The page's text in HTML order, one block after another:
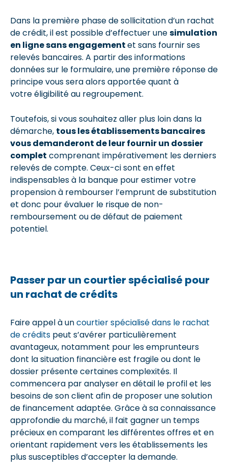
Dans la première phase de sollicitation d’un rachat
de crédit, il est possible d’effectuer unesimulation
en ligne sans engagementet sans fournir ses
relevés bancaires. A partir des informations
données sur le formulaire, une première réponse de
principe vous sera alors apportée quant à
votre éligibilité au regroupement.
Toutefois, si vous souhaitez aller plus loin dans la
démarche, tous les établissements bancaires
vous demanderont de leur fournir un dossier
complet comprenant impérativement les derniers
relevés de compte. Ceux-ci sont en effet
indispensables à la banque pour estimer votre
propension à rembourser l’emprunt de substitution
et donc pour évaluer le risque de non-
remboursement ou de défaut de paiement
potentiel.
Passer par un courtier spécialisé pour
un rachat de crédits
Faire appel à uncourtier spécialisé dans le rachat
de crédits peut s’avérer particulièrement
avantageux, notamment pour les emprunteurs
dont la situation financière est fragile ou dont le
dossier présente certaines complexités. Il
commencera par analyser en détail le profil et les
besoins de son client afin de proposer une solution
de financement adaptée. Grâce à sa connaissance
approfondie du marché, il fait gagner un temps
précieux en comparant les différentes offres et en
orientant rapidement vers les établissements les
plus susceptibles d’accepter la demande.